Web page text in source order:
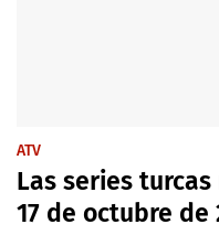
ATV
Las series
17 de octubre de